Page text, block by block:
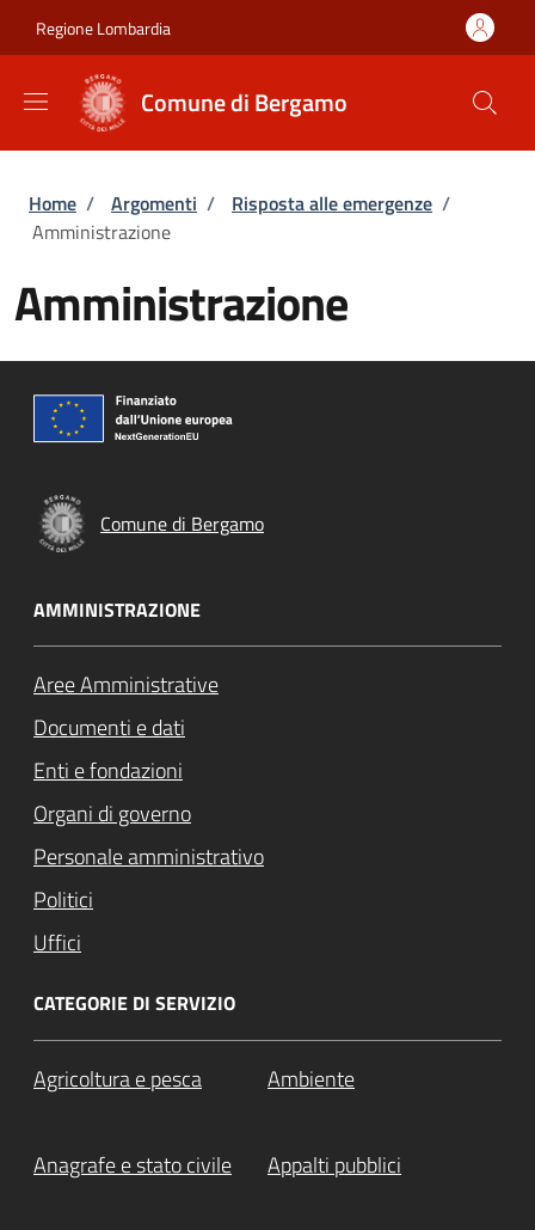
Regione Lombardia
Comune di Bergamo
Briciole di pane
Home / Argomenti / Risposta alle emergenze /
Amministrazione
Amministrazione
Comune di Bergamo
AMMINISTRAZIONE
Aree Amministrative
Documenti e dati
Enti e fondazioni
Organi di governo
Personale amministrativo
Politici
Uffici
CATEGORIE DI SERVIZIO
Agricoltura e pesca Ambiente
Anagrafe e stato civile Appalti pubblici